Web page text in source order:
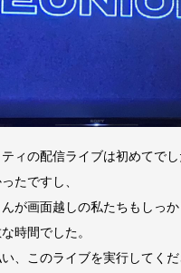
ィの配信ライブは初めてで
たですし、
が画面越しの私たちもしっ
時間でした。
、このライブを実行してく